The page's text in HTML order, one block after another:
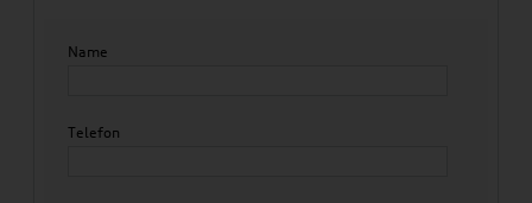
Name
Telefon